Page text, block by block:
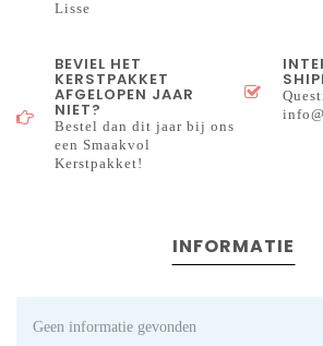
Lisse
BEVIEL HET
KERSTPAKKET
AFGELOPEN JAAR
NIET?
Bestel dan dit jaar bij ons
een Smaakvol
Kerstpakket!
INFORMATIE
Geen informatie gevonden